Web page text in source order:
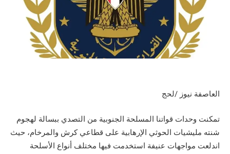
العاصفة نيوز /لحج
تمكنت وحدات قواتنا المسلحة الجنوبية من التصدي ببسالة لهجوم
شنته مليشيات الحوثي الإرهابية على قطاعي كرش والمرخام، حيث
اندلعت مواجهات عنيفة استخدمت فيها مختلف أنواع الأسلحة